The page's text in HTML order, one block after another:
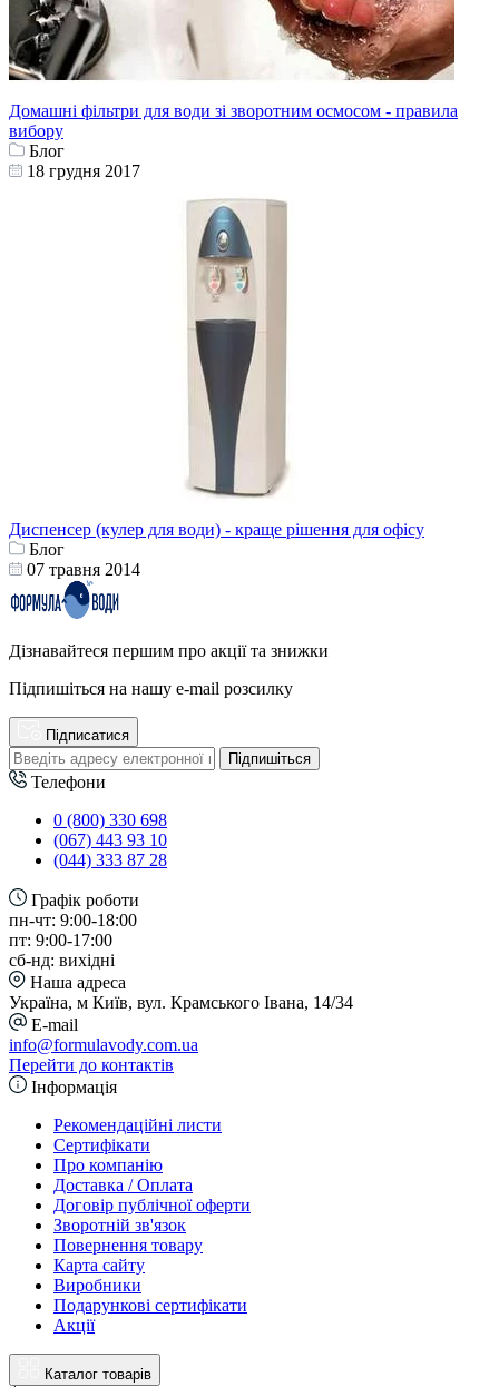
Домашні фільтри для води зі зворотним осмосом - правила
вибору
Блог
18 грудня 2017
Диспенсер (кулер для води) - краще рішення для офісу
Блог
07 травня 2014
Дізнавайтеся першим про акції та знижки
Підпишіться на нашу e-mail розсилку
Підписатися
Підпишіться
Телефони
0 (800) 330 698
(067) 443 93 10
(044) 333 87 28
Графік роботи
пн-чт: 9:00-18:00
пт: 9:00-17:00
сб-нд: вихідні
Наша адреса
Україна, м Київ, вул. Крамського Івана, 14/34
E-mail
info@formulavody.com.ua
Перейти до контактів
Інформація
Рекомендаційні листи
Сертифікати
Про компанію
Доставка / Оплата
Договір публічної оферти
Зворотній зв'язок
Повернення товару
Карта сайту
Виробники
Подарункові сертифікати
Акції
Каталог товарів